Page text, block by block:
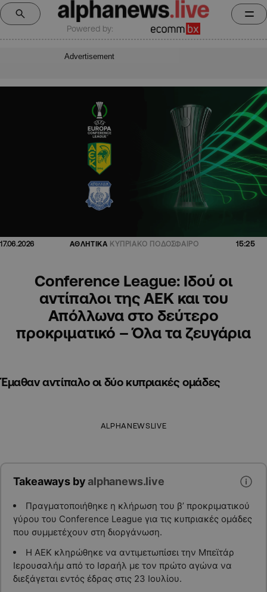
Powered by:
Advertisement
17.06.2026 ΑΘΛΗΤΙΚΑ ΚΥΠΡΙΑΚΟ ΠΟΔΟΣΦΑΙΡΟ 15:25
Conference League: Ιδού οι
αντίπαλοι της ΑΕΚ και του
Απόλλωνα στο δεύτερο
προκριματικό – Όλα τα ζευγάρια
Έμαθαν αντίπαλο οι δύο κυπριακές ομάδες
ALPHANEWSLIVE
Takeaways byalphanews.live
Πραγματοποιήθηκε η κλήρωση του β’ προκριματικού
γύρου του Conference League για τις κυπριακές ομάδες
που συμμετέχουν στη διοργάνωση.
Η ΑΕΚ κληρώθηκε να αντιμετωπίσει την Μπεϊτάρ
Ιερουσαλήμ από το Ισραήλ με τον πρώτο αγώνα να
διεξάγεται εντός έδρας στις 23 Ιουλίου.